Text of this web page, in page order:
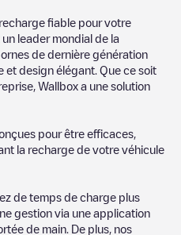
fiable pour votre
un leader mondial de la
de dernière génération
et design élégant. Que ce soit
Wallbox a une solution
pour être efficaces,
la recharge de votre véhicule
de temps de charge plus
gestion via une application
de main. De plus, nos